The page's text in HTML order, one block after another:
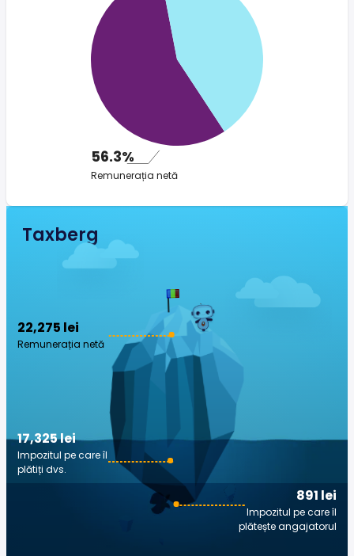
56.3%
Remunerația netă
Taxberg
22,275 lei
Remunerația netă
891 lei
Impozitul pe care îl
plătește angajatorul
17,325 lei
Impozitul pe care îl
plătiți dvs.